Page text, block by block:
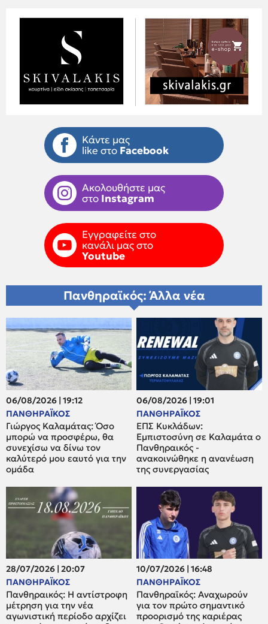
Κάντε μας
like στο Facebook
Ακολουθήστε μας
στο Instagram
Εγγραφείτε στο
κανάλι μας στο
Youtube
Πανθηραϊκός: Άλλα νέα
06/08/2026 | 19:12
ΠΑΝΘΗΡΑΪΚΟΣ
Γιώργος Καλαμάτας: Όσο
μπορώ να προσφέρω, θα
συνεχίσω να δίνω τον
καλύτερό μου εαυτό για την
ομάδα
06/08/2026 | 19:01
ΠΑΝΘΗΡΑΪΚΟΣ
ΕΠΣ Κυκλάδων:
Εμπιστοσύνη σε Καλαμάτα ο
Πανθηραικός -
ανακοινώθηκε η ανανέωση
της συνεργασίας
28/07/2026 | 20:07
ΠΑΝΘΗΡΑΪΚΟΣ
Πανθηραικός: Η αντίστροφη
μέτρηση για την νέα
αγωνιστική περίοδο αρχίζει
10/07/2026 | 16:48
ΠΑΝΘΗΡΑΪΚΟΣ
Πανθηραϊκός: Αναχωρούν
για τον πρώτο σημαντικό
προορισμό της καριέρας